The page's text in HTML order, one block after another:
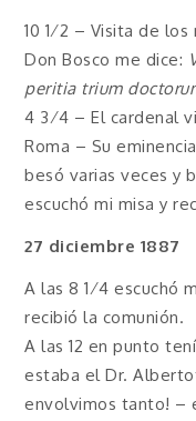
10 1⁄2 – Visita de
Don Bosco me dice:
peritia trium
4 3⁄4 – El cardenal
Roma – Su
besó varias veces y
escuchó mi misa y
27 diciembre 1887
A las 8 1⁄4 escuchó
recibió la comunión.
A las 12 en punto
estaba el Dr.
envolvimos tanto! –